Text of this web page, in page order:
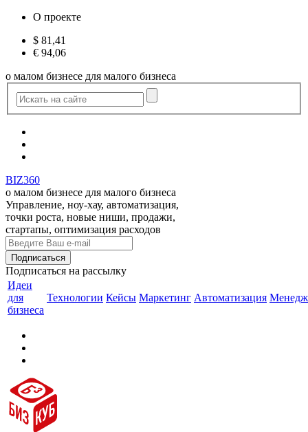
О проекте
$ 81,41
€ 94,06
о малом бизнесе для малого бизнеса
BIZ360
о малом бизнесе для малого бизнеса
Управление, ноу-хау, автоматизация,
точки роста, новые ниши, продажи,
стартапы, оптимизация расходов
Подписаться на рассылку
Идеи
для
бизнеса
Технологии Кейсы Маркетинг Автоматизация